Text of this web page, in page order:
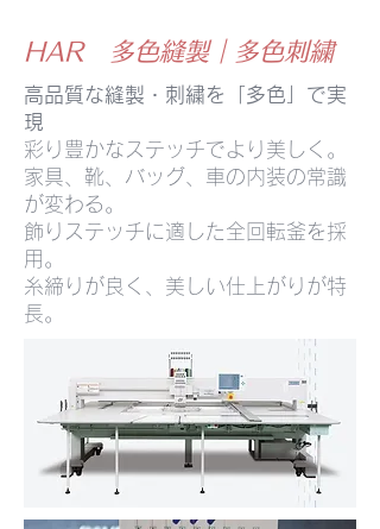
HAR 多色縫製｜多色刺繍
高品質な縫製・刺繍を「多色」で実
現
彩り豊かなステッチでより美しく。
家具、靴、バッグ、車の内装の常識
が変わる。
飾りステッチに適した全回転釜を採
用。
糸締りが良く、美しい仕上がりが特
長。